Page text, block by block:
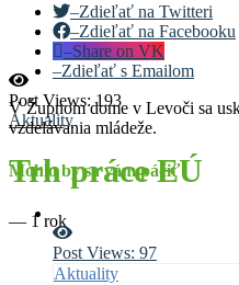
Post Views: 193
Aktuality
Trh práce EÚ
— 1 rok
–Zdieľať na Twitteri
–Zdieľať na Facebooku
–Share on VK
–Zdieľať s Emailom
V Župnom dome v Levoči sa
vzdelávania mládeže.
Mohlo by sa vám páčiť
Post Views: 97
Aktuality